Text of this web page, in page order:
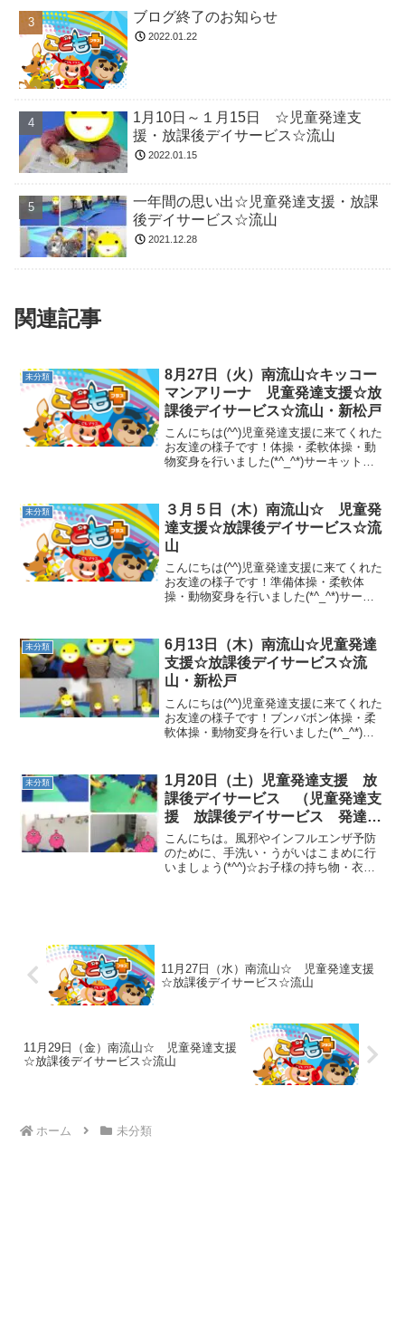
ブログ終了のお知らせ
2022.01.22
1月10日～１月15日 ☆児童発達支
援・放課後デイサービス☆流山
2022.01.15
一年間の思い出☆児童発達支援・放課
後デイサービス☆流山
2021.12.28
関連記事
未分類
8月27日（火）南流山☆キッコー
マンアリーナ 児童発達支援☆放
課後デイサービス☆流山・新松戸
こんにちは(^^)児童発達支援に来てくれた
お友達の様子です！体操・柔軟体操・動
物変身を行いました(*^_^*)サーキットで
館で体を動かしました（＾ｕ＾）☆最後
のモップ掛...
未分類
３月５日（木）南流山☆ 児童発
達支援☆放課後デイサービス☆流
山
こんにちは(^^)児童発達支援に来てくれた
お友達の様子です！準備体操・柔軟体
操・動物変身を行いました(*^_^*)サーキ
行いました（＾ｕ＾）！午前中の避難訓
練の様子です...
未分類
6月13日（木）南流山☆児童発達
支援☆放課後デイサービス☆流
山・新松戸
こんにちは(^^)児童発達支援に来てくれた
お友達の様子です！ブンバボン体操・柔
軟体操・動物変身を行いました(*^_^*)サ
静かにフープジャンプ・トンネル・前
転・鉄棒・ト...
未分類
1月20日（土）児童発達支援 放
課後デイサービス （児童発達支
援 放課後デイサービス 発達気
になる 放デイ 自閉症 学習障
害 ＬＤ ＡＤＨＤ アスペルガ
ー症候群
こんにちは。風邪やインフルエンザ予防
のために、手洗い・うがいはこまめに行
いましょう(*^^)☆お子様の持ち物・衣
11月27日（水）南流山☆ 児童発達支援
☆放課後デイサービス☆流山
11月29日（金）南流山☆ 児童発達支援
☆放課後デイサービス☆流山
ホーム 未分類